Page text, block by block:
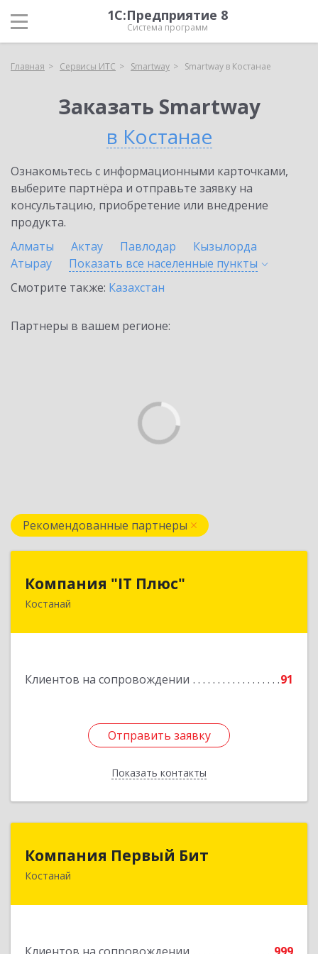
1С:Предприятие 8
Система программ
Главная Сервисы ИТС Smartway Smartway в Костанае
Заказать Smartway
в Костанае
Ознакомьтесь с информационными карточками,
выберите партнёра и отправьте заявку на
консультацию, приобретение или внедрение
продукта.
Алматы
Актау Павлодар
Кызылорда
Атырау
Показать все населенные пункты
Смотрите также: Казахстан
Партнеры в вашем регионе:
Рекомендованные партнеры
Компания "IT Плюс"
Костанай
Клиентов на сопровождении 91
Отправить заявку
Показать контакты
Казахстан, г. Костанай, ул. Темирбаева 60
Отправить заявку
Назад
Компания Первый Бит
Костанай
Компания Первый Бит
Республика Казахстан, г. Костанай, Аль-Фараби,